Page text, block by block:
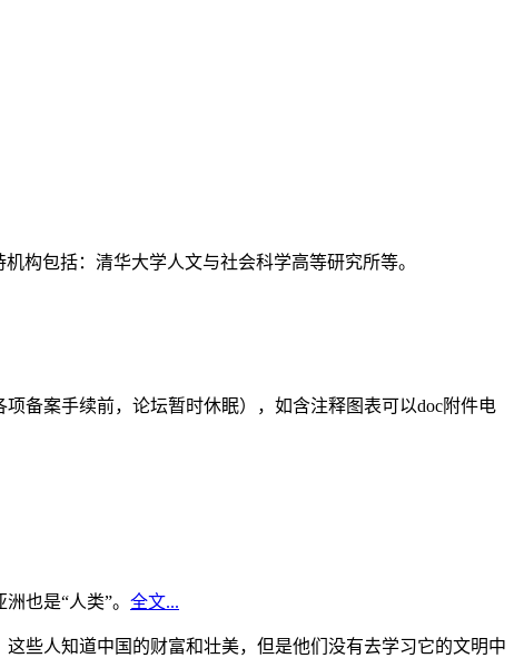
构包括：清华大学人文与社会科学高等研究所等。
备案手续前，论坛暂时休眠），如含注释图表可以doc附件电
也是“人类”。 全文...
些人知道中国的财富和壮美，但是他们没有去学习它的文明中